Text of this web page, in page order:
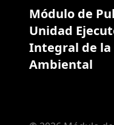
Módulo de
Unidad
Integral de la
Ambiental